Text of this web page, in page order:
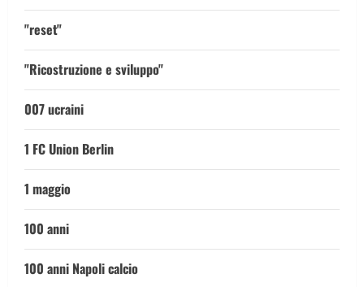
"reset"
"Ricostruzione e sviluppo"
007 ucraini
1 FC Union Berlin
1 maggio
100 anni
100 anni Napoli calcio